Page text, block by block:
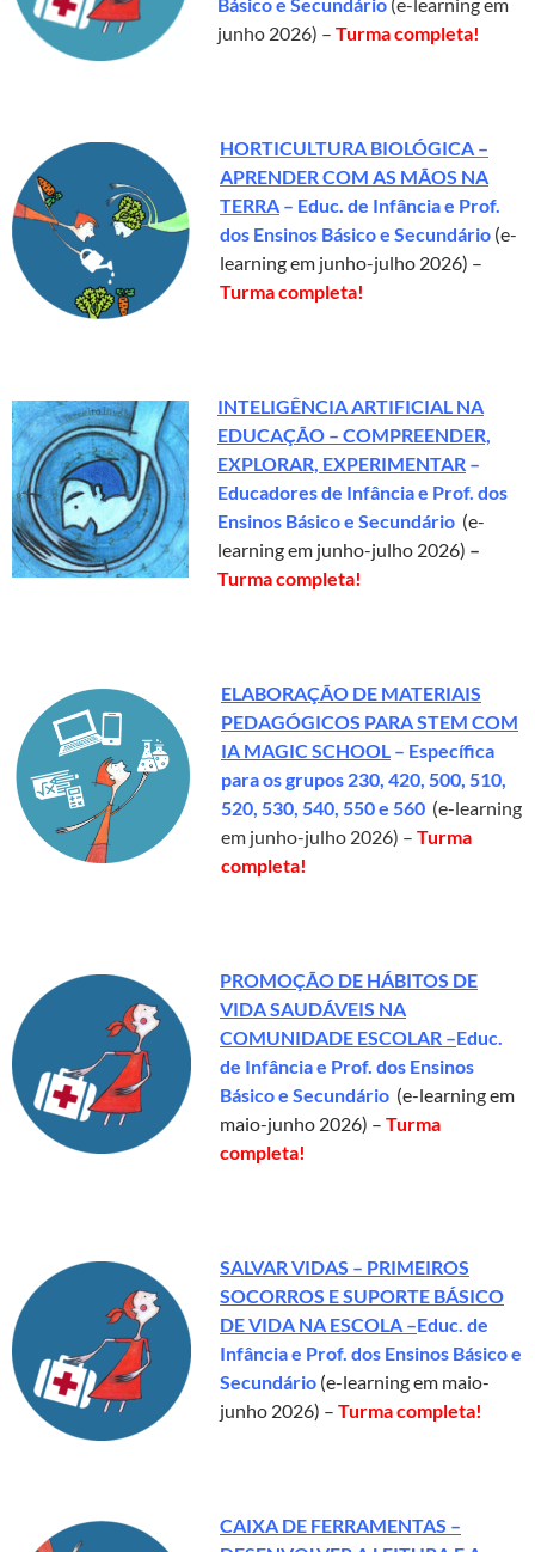
junho 2026) – Turma completa!
HORTICULTURA BIOLÓGICA –
APRENDER COM AS MÃOS NA
TERRA – Educ. de Infância e Prof.
dos Ensinos Básico e Secundário (e-
learning em junho-julho 2026) –
Turma completa!
INTELIGÊNCIA ARTIFICIAL NA
EDUCAÇÃO – COMPREENDER,
EXPLORAR, EXPERIMENTAR –
Educadores de Infância e Prof. dos
Ensinos Básico e Secundário (e-
learning em junho-julho 2026) –
Turma completa!
ELABORAÇÃO DE MATERIAIS
PEDAGÓGICOS PARA STEM COM
IA MAGIC SCHOOL – Específica
para os grupos 230, 420, 500, 510,
520, 530, 540, 550 e 560 (e-learning
em junho-julho 2026) – Turma
completa!
PROMOÇÃO DE HÁBITOS DE
VIDA SAUDÁVEIS NA
COMUNIDADE ESCOLAR –Educ.
de Infância e Prof. dos Ensinos
Básico e Secundário (e-learning em
maio-junho 2026) – Turma
completa!
SALVAR VIDAS – PRIMEIROS
SOCORROS E SUPORTE BÁSICO
DE VIDA NA ESCOLA –Educ. de
Infância e Prof. dos Ensinos Básico e
Secundário (e-learning em maio-
junho 2026) – Turma completa!
CAIXA DE FERRAMENTAS –